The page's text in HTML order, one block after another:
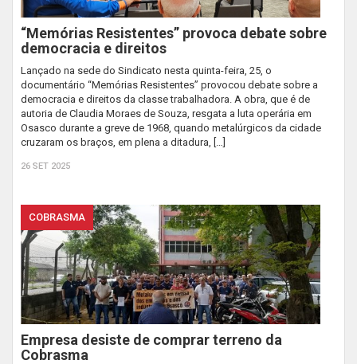
“Memórias Resistentes” provoca debate sobre
democracia e direitos
Lançado na sede do Sindicato nesta quinta-feira, 25, o
documentário “Memórias Resistentes” provocou debate sobre a
democracia e direitos da classe trabalhadora. A obra, que é de
autoria de Claudia Moraes de Souza, resgata a luta operária em
Osasco durante a greve de 1968, quando metalúrgicos da cidade
cruzaram os braços, em plena a ditadura, […]
26 SET 2025
COBRASMA
Empresa desiste de comprar terreno da
Cobrasma